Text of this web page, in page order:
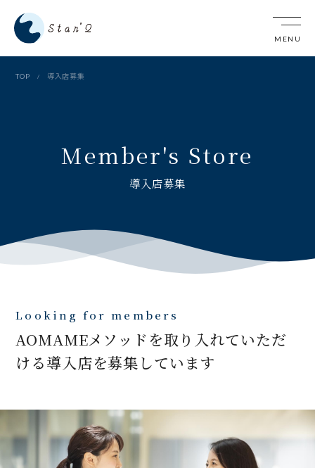
TOP 導入店募集
Member's Store
導入店募集
Looking for members
AOMAMEメソッドを取り入れていただ
ける導入店を募集しています